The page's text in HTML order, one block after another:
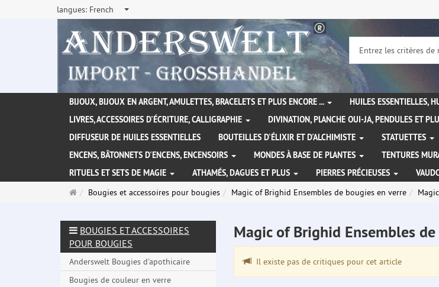
langues: French
BIJOUX, BIJOUX EN ARGENT, AMULETTES, BRACELETS ET PLUS ENCORE ... HUILES ESSENTIELLES,
LIVRES, ACCESSOIRES D'ÉCRITURE, CALLIGRAPHIE
DIVINATION, PLANCHE OUI-JA, PENDULES ET
DIFFUSEUR DE HUILES ESSENTIELLES
BOUTEILLES D'ÉLIXIR ET D'ALCHIMISTE STATUETTES
ENCENS, BÂTONNETS D'ENCENS, ENCENSOIRS
MONDES À BASE DE PLANTES TENTURES
RITUELS ET SETS DE MAGIE
ATHAMÉS, DAGUES ET PLUS PIERRES PRÉCIEUSES
PageBougies et accessoires pour bougies Magic of Brighid Ensembles de bougies en verre
Magic of Brighid Ensembles
Il existe pas de critiques pour cet article
BOUGIES ET ACCESSOIRES
POUR BOUGIES
Anderswelt Bougies d'apothicaire
Bougies de couleur en verre